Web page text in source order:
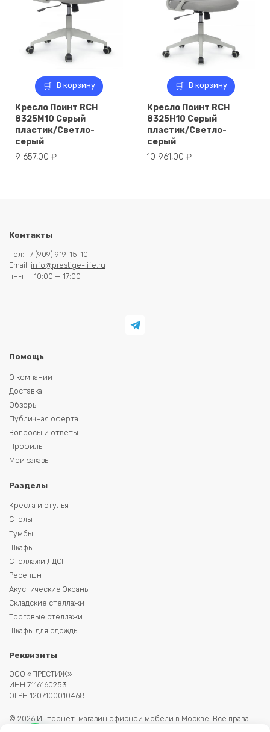
В корзину
Кресло Поинт RCH
8325M10 Серый
пластик/Светло-
серый
9 657,00 ₽
В корзину
Кресло Поинт RCH
8325H10 Серый
пластик/Светло-
серый
10 961,00 ₽
Контакты
Тел: +7 (909) 919-15-10
Email: info@prestige-life.ru
пн-пт: 10:00 — 17:00
Помощь
О компании
Доставка
Обзоры
Публичная оферта
Вопросы и ответы
Профиль
Мои заказы
Разделы
Кресла и стулья
Столы
Тумбы
Шкафы
Стеллажи ЛДСП
Ресепшн
Акустические Экраны
Складские стеллажи
Торговые стеллажи
Шкафы для одежды
Реквизиты
ООО «ПРЕСТИЖ»
ИНН 7116160253
ОГРН 1207100010468
© 2026 Интернет-магазин офисной мебели в Москве. Все права